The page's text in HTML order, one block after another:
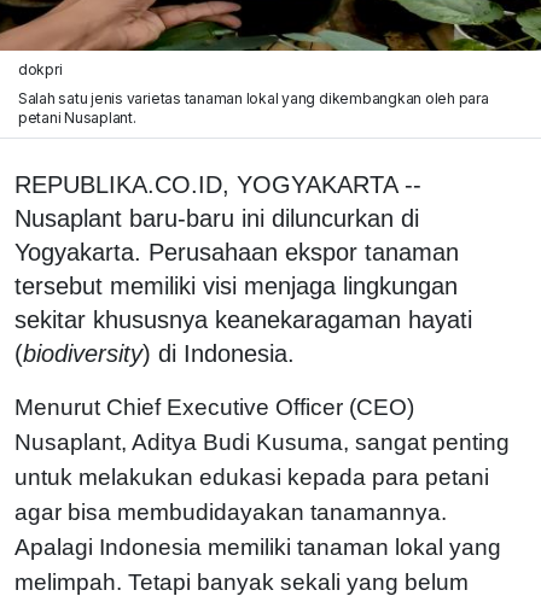
dokpri
Salah satu jenis varietas tanaman lokal yang dikembangkan oleh para
petani Nusaplant.
REPUBLIKA.CO.ID, YOGYAKARTA --
Nusaplant baru-baru ini diluncurkan di
Yogyakarta. Perusahaan ekspor tanaman
tersebut memiliki visi menjaga lingkungan
sekitar khususnya keanekaragaman hayati
(biodiversity) di Indonesia.
Menurut Chief Executive Officer (CEO)
Nusaplant, Aditya Budi Kusuma, sangat penting
untuk melakukan edukasi kepada para petani
agar bisa membudidayakan tanamannya.
Apalagi Indonesia memiliki tanaman lokal yang
melimpah. Tetapi banyak sekali yang belum